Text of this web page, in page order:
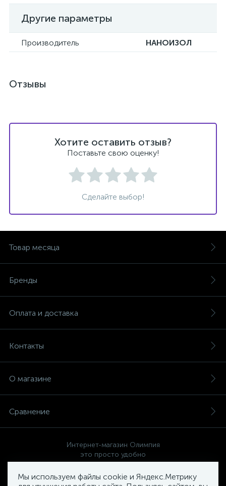
Другие параметры
Производитель НАНОИЗОЛ
Отзывы
Хотите оставить отзыв?
Поставьте свою оценку!
Сделайте выбор!
Мы используем файлы cookie и Яндекс.Метрику
Товар месяца
Бренды
Оплата и доставка
Контакты
О магазине
Сравнение
Интернет-магазин Олимпия
это просто удобно